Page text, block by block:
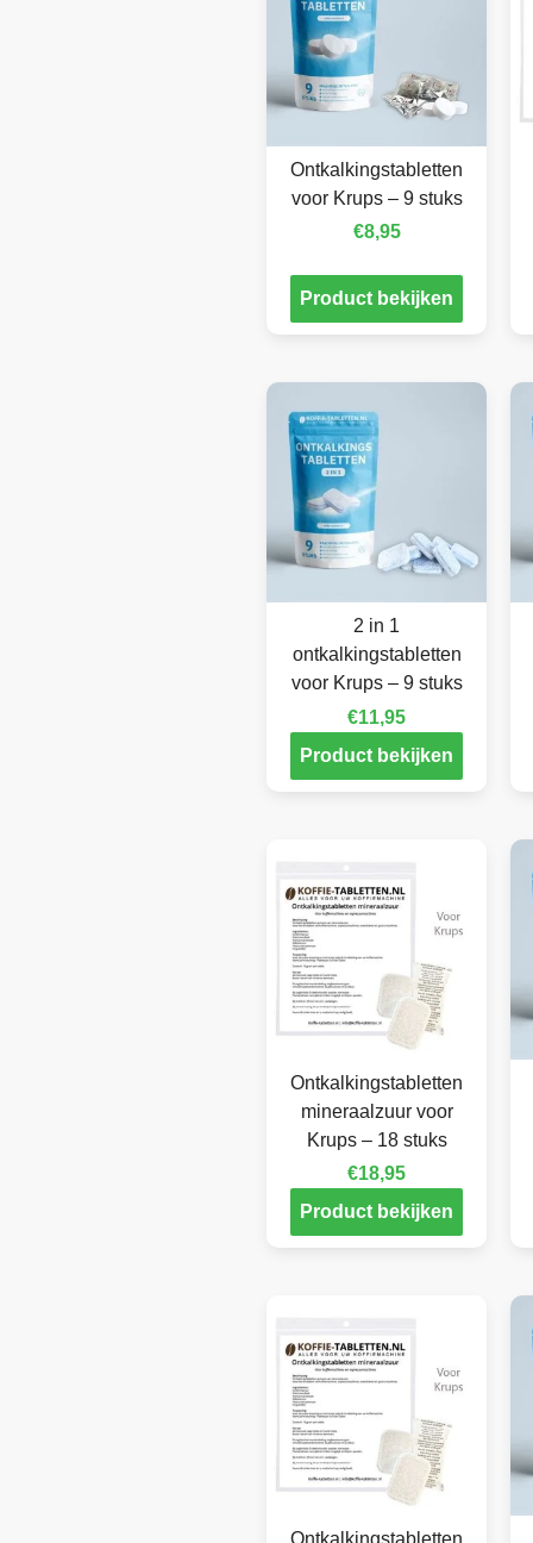
Ontkalkingstabletten
voor Krups – 9 stuks
€8,95
Product bekijken
2 in 1
ontkalkingstabletten
voor Krups – 9 stuks
€11,95
Product bekijken
Ontkalkingstabletten
mineraalzuur voor
Krups – 18 stuks
€18,95
Product bekijken
Ontkalkingstabletten